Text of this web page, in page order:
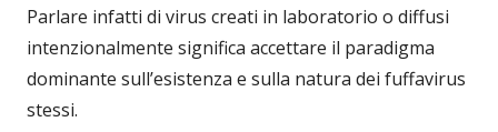
Parlare infatti di virus creati in laboratorio o diffusi
intenzionalmente significa accettare il paradigma
dominante sull’esistenza e sulla natura dei fuffavirus
stessi.